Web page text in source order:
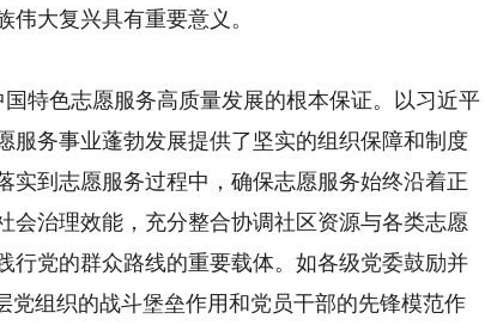
大复兴具有重要意义。
特色志愿服务高质量发展的根本保证。以习近平
服务事业蓬勃发展提供了坚实的组织保障和制度
实到志愿服务过程中，确保志愿服务始终沿着正
会治理效能，充分整合协调社区资源与各类志愿
行党的群众路线的重要载体。如各级党委鼓励并
党组织的战斗堡垒作用和党员干部的先锋模范作